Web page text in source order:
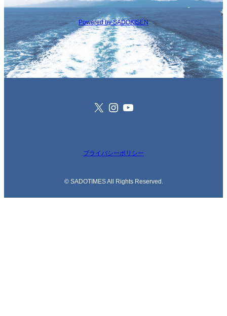
Powered by SADOKISEN
X Instagram
YouTube
プライバシーポリシー
© SADOTIMES All Rights Reserved.